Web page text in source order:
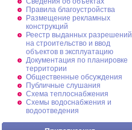
Правила благоустройства
Размещение рекламных
конструкций
Реестр выданных разрешений
на строительство и ввод
объектов в эксплуатацию
Документация по планировке
территории
Общественные обсуждения
Публичные слушания
Схема теплоснабжения
Схемы водоснабжения и
водоотведения